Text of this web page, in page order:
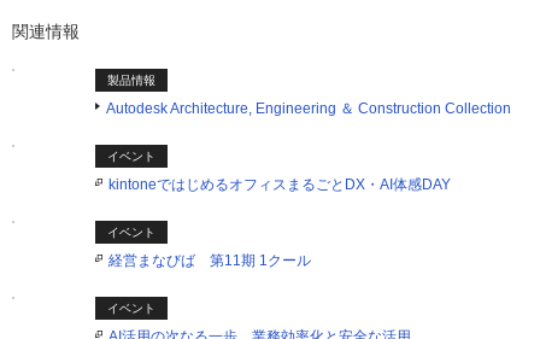
関連情報
製品情報
Autodesk Architecture, Engineering ＆ Construction Collection
イベント
kintoneではじめるオフィスまるごとDX・AI体感DAY
イベント
経営まなびば 第11期 1クール
イベント